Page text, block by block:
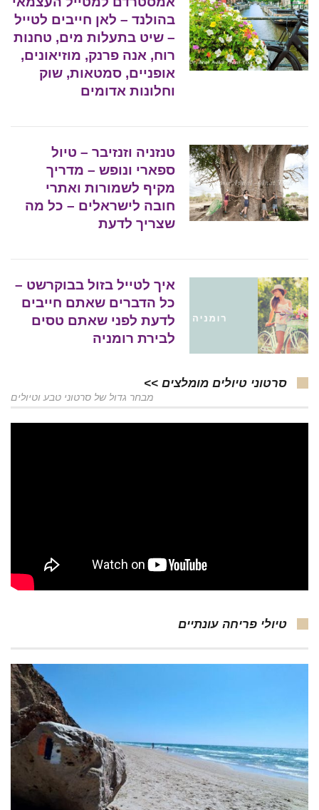
בהולנד – לאן חייבים לטייל
– שיט בתעלות מים, טחנות
רוח, אנה פרנק, מוזיאונים,
אופניים, סמטאות, שוק
וחלונות אדומים
טנזניה וזנזיבר – טיול
ספארי ונופש – מדריך
מקיף לשמורות ואתרי
חובה לישראלים – כל מה
שצריך לדעת
איך לטייל בזול בבוקרשט –
כל הדברים שאתם חייבים
לדעת לפני שאתם טסים
לבירת רומניה
סרטוני טיולים מומלצים >>
מבחר גדול של סרטוני טבע וטיולים
טיולי פריחה עונתיים